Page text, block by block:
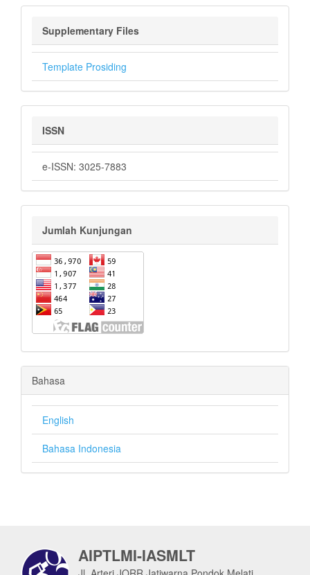
Supplementary Files
Template Prosiding
ISSN
e-ISSN: 3025-7883
Jumlah Kunjungan
Bahasa
English
Bahasa Indonesia
AIPTLMI-IASMLT